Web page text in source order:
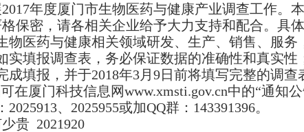
年度厦门市生物医药与健康产业调查工作。
保密，请各相关企业给予大力支持和配合。具体
物医药与健康相关领域研发、生产、销售、服务
实填报调查表，务必保证数据的准确性和真实性
成填报，并于2018年3月9日前将填写完整的调查
在厦门科技信息网www.xmsti.gov.cn中的“通知
、2025955或加QQ群：143391396。
贵 2021920